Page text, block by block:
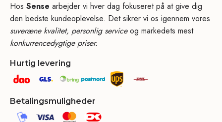
Hos Sense arbejder vi hver dag fokuseret på at give dig
den bedste kundeoplevelse. Det sikrer vi os igennem vores
suveræne kvalitet, personlig serviceog markedets mest
konkurrencedygtige priser.
Hurtig levering
Betalingsmuligheder